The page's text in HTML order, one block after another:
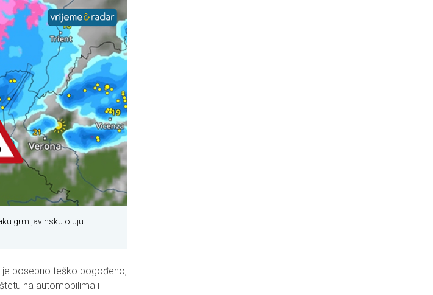
grmljavinsku oluju
je posebno teško pogođeno,
na automobilima i